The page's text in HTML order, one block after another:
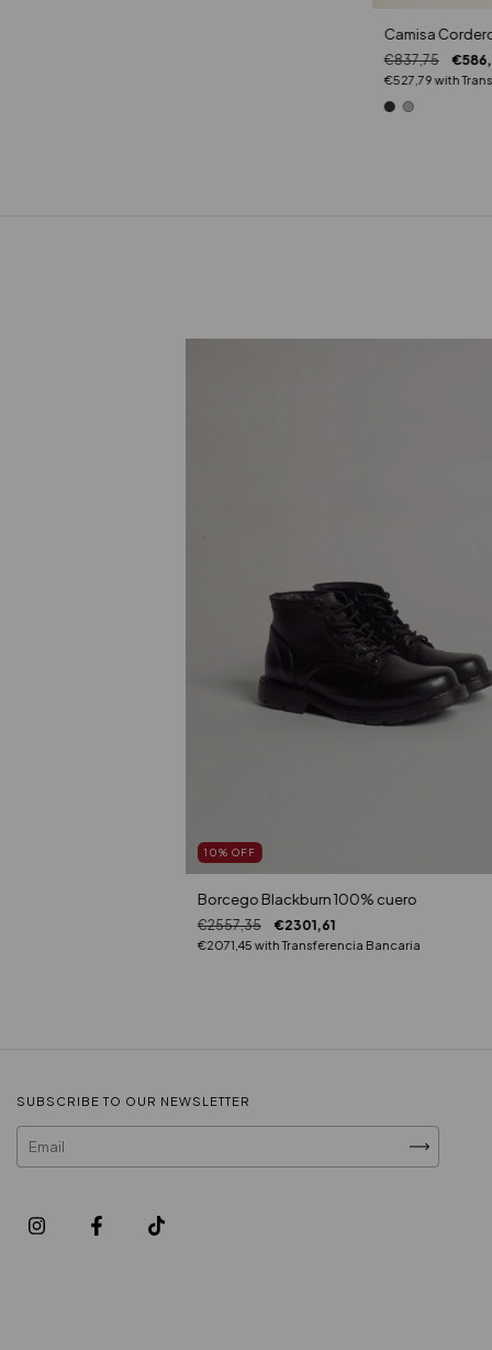
Camisa
€837,75
€527,79with
10% OFF
Borcego Blackburn 100% cuero
€2557,35 €2301,61
€2071,45 with Transferencia Bancaria
SUBSCRIBE TO OUR NEWSLETTER